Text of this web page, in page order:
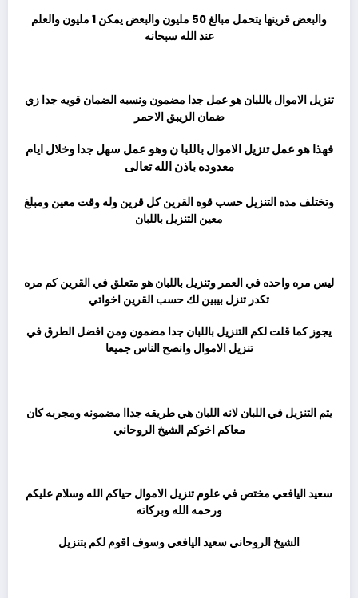
والبعض قرينها يتحمل مبالغ 50 مليون والبعض يمكن 1 مليون والعلم
عند الله سبحانه
تنزيل الاموال باللبان هو عمل جدا مضمون ونسبه الضمان قويه جدا زي
ضمان الزيبق الاحمر
فهذا هو عمل تنزيل الاموال باللبا ن وهو عمل سهل جدا وخلال ايام
معدوده باذن الله تعالى
وتختلف مده التنزيل حسب قوه القرين كل قرين وله وقت معين ومبلغ
معين التنزيل باللبان
ليس مره واحده في العمر وتنزيل باللبان هو متعلق في القرين كم مره
تكدر تنزل بيبين لك حسب القرين اخواتي
يجوز كما قلت لكم التنزيل باللبان جدا مضمون ومن افضل الطرق في
تنزيل الاموال وانصح الناس جميعا
يتم التنزيل في اللبان لانه اللبان هي طريقه جداا مضمونه ومجربه كان
معاكم اخوكم الشيخ الروحاني
سعيد اليافعي مختص في علوم تنزيل الاموال حياكم الله وسلام عليكم
ورحمه الله وبركاته
الشيخ الروحاني سعيد اليافعي وسوف اقوم لكم بتنزيل